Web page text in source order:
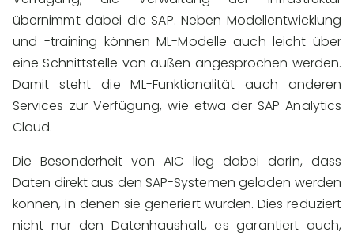
übernimmt dabei die SAP. Neben Modellentwicklung
und -training können ML-Modelle auch leicht über
eine Schnittstelle von außen angesprochen werden.
Damit steht die ML-Funktionalität auch anderen
Services zur Verfügung, wie etwa der SAP Analytics
Cloud.
Die Besonderheit von AIC lieg dabei darin, dass
Daten direkt aus den SAP-Systemen geladen werden
können, in denen sie generiert wurden. Dies reduziert
nicht nur den Datenhaushalt, es garantiert auch,